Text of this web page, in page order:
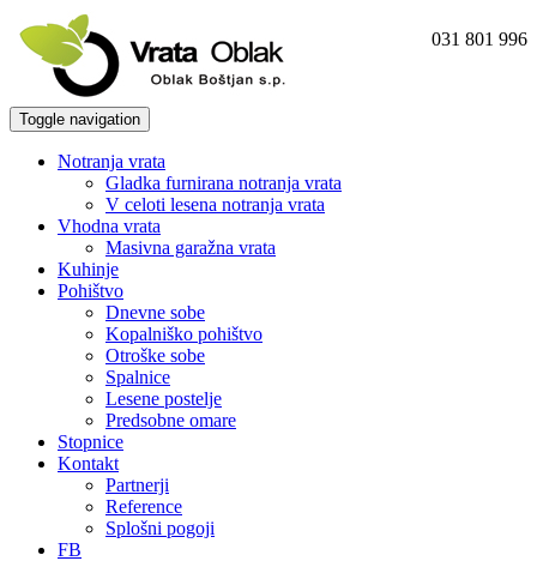
031 801 996
Toggle navigation
Notranja vrata
Gladka furnirana notranja vrata
V celoti lesena notranja vrata
Vhodna vrata
Masivna garažna vrata
Kuhinje
Pohištvo
Dnevne sobe
Kopalniško pohištvo
Otroške sobe
Spalnice
Lesene postelje
Predsobne omare
Stopnice
Kontakt
Partnerji
Reference
Splošni pogoji
FB